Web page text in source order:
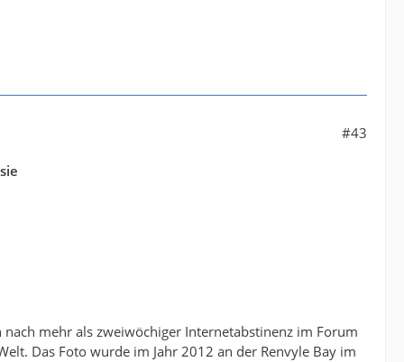
#43
mehr als zweiwöchiger Internetabstinenz im Forum
Das Foto wurde im Jahr 2012 an der Renvyle Bay im